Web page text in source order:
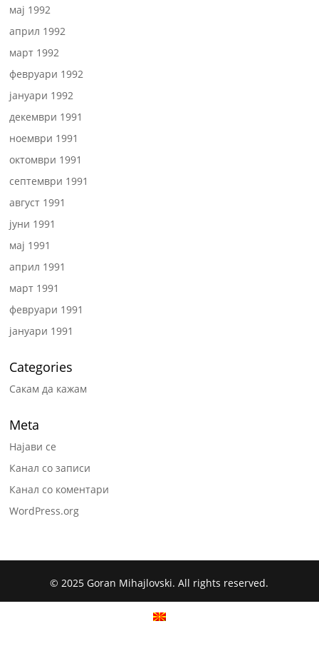
мај 1992
април 1992
март 1992
февруари 1992
јануари 1992
декември 1991
ноември 1991
октомври 1991
септември 1991
август 1991
јуни 1991
мај 1991
април 1991
март 1991
февруари 1991
јануари 1991
Categories
Сакам да кажам
Meta
Најави се
Канал со записи
Канал со коментари
WordPress.org
© 2025 Goran Mihajlovski. All rights reserved.